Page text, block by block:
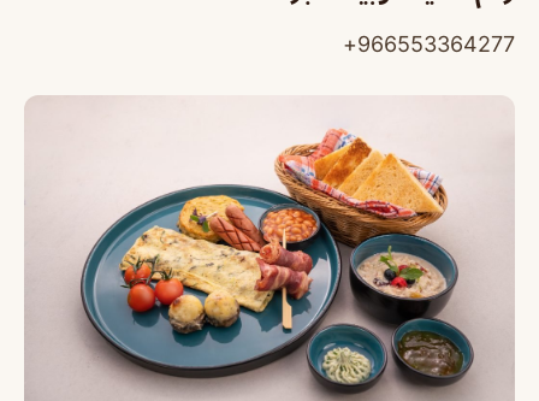
966553364277+